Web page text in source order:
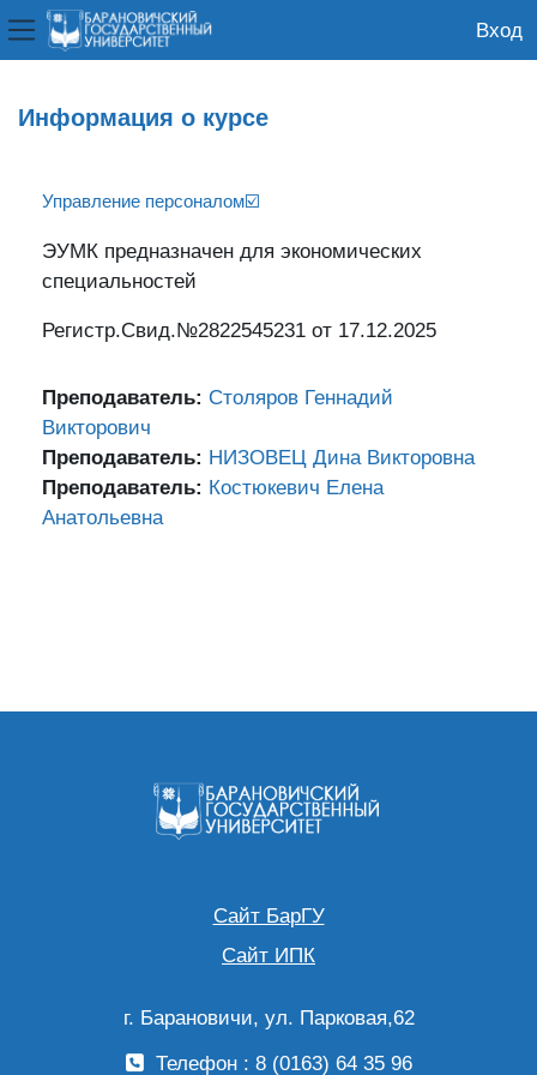
Боковая панель
Вход
Информация о курсе
Управление персоналом☑️
ЭУМК предназначен для экономических
специальностей
Регистр.Свид.№2822545231 от 17.12.2025
Преподаватель: Столяров Геннадий
Викторович
Преподаватель: НИЗОВЕЦ Дина Викторовна
Преподаватель: Костюкевич Елена
Анатольевна
Сайт БарГУ
Сайт ИПК
г. Барановичи, ул. Парковая,62
Телефон : 8 (0163) 64 35 96